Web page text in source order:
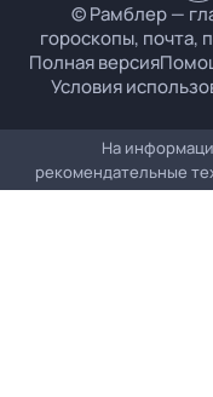
© Рамблер —
гороскопы, почта,
Полная версия
Условия
На
рекомендательные